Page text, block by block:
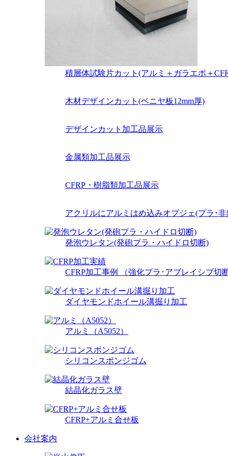
積層体試験片カット(アルミ＋ガラエポ＋
木材デザインカット(ベニヤ板12mm厚)
デザインカット加工品展示
金属類加工品展示
CFRP・樹脂類加工品展示
アクリルにアルミはめ込みオブジェ(プラ･
発泡ウレタン(発砲プラ・ハイドロ切断)
CFRP加工事例 （強化プラ･アブレイシブ切
ダイヤモンドホイール溝掘り加工
アルミ（A5052）
シリコンスポンジゴム
結晶化ガラス壁
CFRP+アルミ合せ板
会社案内